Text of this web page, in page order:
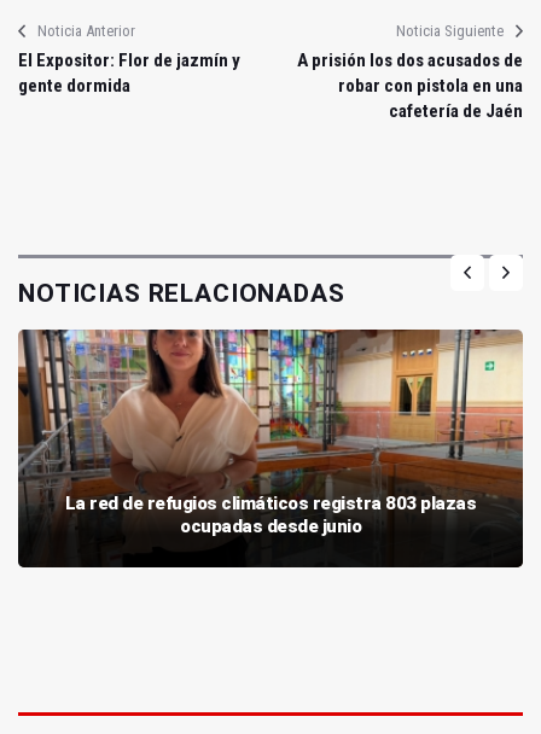
Noticia Anterior
El Expositor: Flor de jazmín y
gente dormida
Noticia Siguiente
A prisión los dos acusados de
robar con pistola en una
cafetería de Jaén
NOTICIAS RELACIONADAS
La red de refugios climáticos registra 803 plazas
ocupadas desde junio